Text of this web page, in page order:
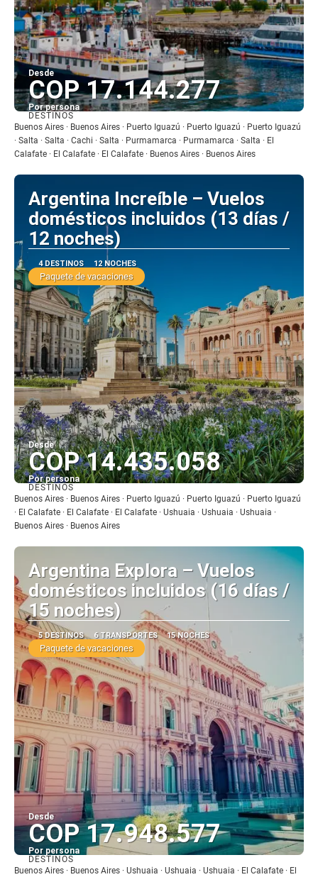
Desde
COP 17.144.277
Por persona
Ver
DESTINOS
Buenos Aires · Buenos Aires · Puerto Iguazú · Puerto Iguazú · Puerto Iguazú
· Salta · Salta · Cachi · Salta · Purmamarca · Purmamarca · Salta · El
Calafate · El Calafate · El Calafate · Buenos Aires · Buenos Aires
Argentina Increíble – Vuelos
domésticos incluidos (13 días /
12 noches)
4 DESTINOS 12 NOCHES
Paquete de vacaciones
Desde
COP 14.435.058
Por persona
Ver
DESTINOS
Buenos Aires · Buenos Aires · Puerto Iguazú · Puerto Iguazú · Puerto Iguazú
· El Calafate · El Calafate · El Calafate · Ushuaia · Ushuaia · Ushuaia ·
Buenos Aires · Buenos Aires
Argentina Explora – Vuelos
domésticos incluidos (16 días /
15 noches)
5 DESTINOS 6 TRANSPORTES 15 NOCHES
Paquete de vacaciones
Desde
COP 17.948.577
Por persona
Ver
DESTINOS
Buenos Aires · Buenos Aires · Ushuaia · Ushuaia · Ushuaia · El Calafate · El